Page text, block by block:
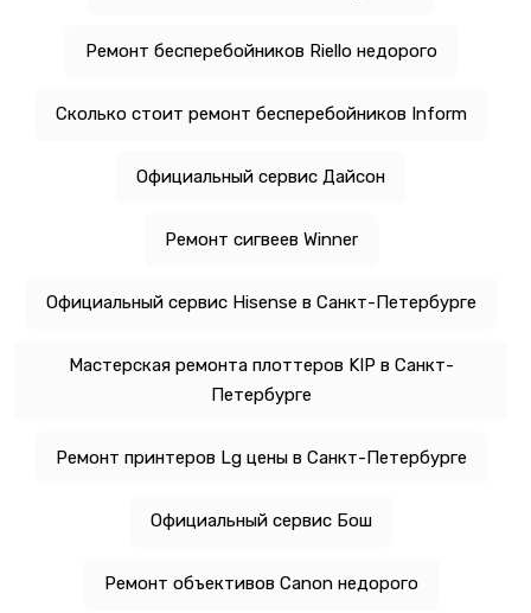
Ремонт бесперебойников Riello недорого
Сколько стоит ремонт бесперебойников Inform
Официальный сервис Дайсон
Ремонт сигвеев Winner
Официальный сервис Hisense в Санкт-Петербурге
Мастерская ремонта плоттеров KIP в Санкт-
Петербурге
Ремонт принтеров Lg цены в Санкт-Петербурге
Официальный сервис Бош
Ремонт объективов Canon недорого